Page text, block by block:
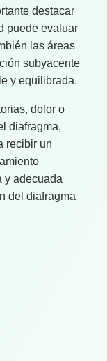
destacar
puede evaluar
las áreas
subyacente
y equilibrada.
dolor o
diafragma,
recibir un
y adecuada
del diafragma